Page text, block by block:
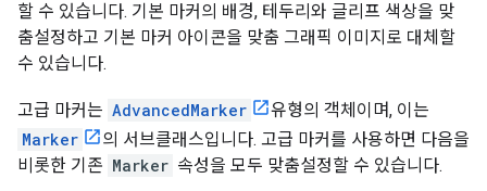
할 수 있습니다. 기본 마커의 배경, 테두리와 글리프 색상을 맞
춤설정하고 기본 마커 아이콘을 맞춤 그래픽 이미지로 대체할
수 있습니다.
고급 마커는 AdvancedMarker
유형의 객체이며, 이는
Marker
의 서브클래스입니다. 고급 마커를 사용하면 다음을
비롯한 기존 Marker 속성을 모두 맞춤설정할 수 있습니다.